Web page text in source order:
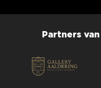
Partners